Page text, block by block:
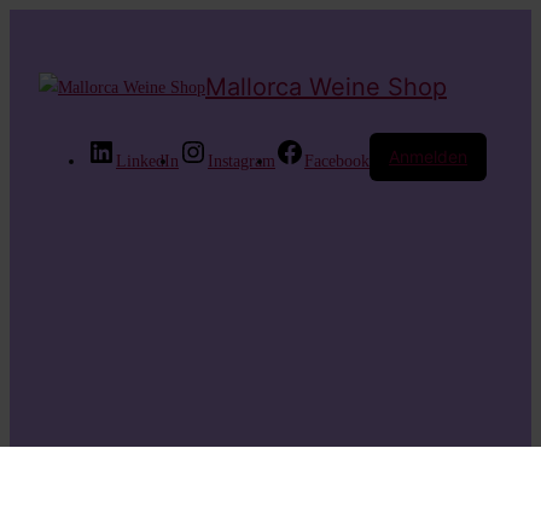
Mallorca Weine Shop
LinkedIn Instagram Facebook Anmelden